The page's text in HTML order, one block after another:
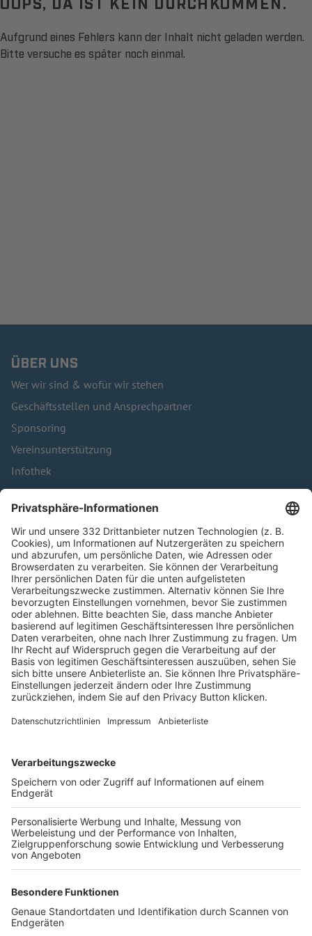
Aufgrund eines Fehlers kann der Inhalt nicht geladen werden.
Bitte versuche es später noch einmal.
ÜBER UNS
Wer wir sind & wofür wir stehen
Geschäftsstellen und Ansprechpartner
Sponsoring
Vereinsunterstützung
Infothek
Kontakt
HÄUFIG BESUCHTE SEITEN
Pässe und Vereinswechsel
Trainerausbildung
Schulungsangebot Vereinsmitarbeiter
BFV-Geschäftsstellen
Trainerbörse
Login SpielPlus
FOLGE DEM BFV
TOP-VEREINE
TOP-PARTNER